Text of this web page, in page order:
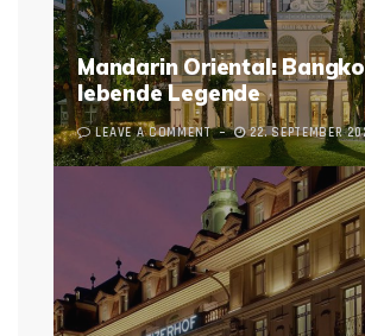
Mandarin Oriental:
lebende Legende
LEAVE A COMMENT 22. SEPTEMBER